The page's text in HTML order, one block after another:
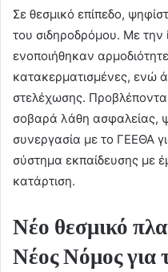
Σε θεσμικό επίπεδο,
του σιδηροδρόμου. Με την
ενοποιήθηκαν
κατακερματισμένες, ενώ
στελέχωσης.
σοβαρά λάθη ασφαλείας,
συνεργασία με το ΓΕΕΘΑ
σύστημα εκπαίδευσης με
κατάρτιση.
Νέο θεσμικό
Νέος Νόμος για